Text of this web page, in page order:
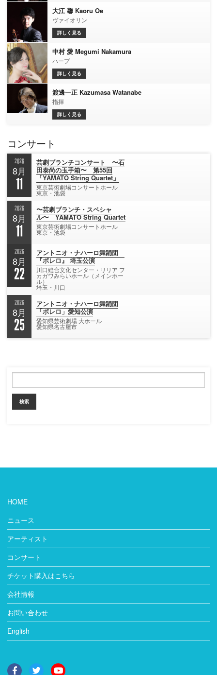
大江 馨 Kaoru Oe
ヴァイオリン
詳しく見る
中村 愛 Megumi Nakamura
ハープ
詳しく見る
渡邊一正 Kazumasa Watanabe
指揮
詳しく見る
コンサート
2026
8月
11
芸劇ブランチコンサート 〜石
田泰尚の玉手箱〜 第55回
「YAMATO String Quartet」
東京芸術劇場コンサートホール
東京・池袋
2026
8月
11
〜芸劇ブランチ・スペシャ
ル〜 YAMATO String Quartet
東京芸術劇場コンサートホール
東京・池袋
2026
8月
22
アントニオ・ナハーロ舞踊団
『ボレロ』 埼玉公演
川口総合文化センター・リリア フ
カガワみらいホール（メインホー
ル）
埼玉・川口
2026
8月
25
アントニオ・ナハーロ舞踊団
「ボレロ」愛知公演
愛知県芸術劇場 大ホール
愛知県名古屋市
HOME
ニュース
アーティスト
コンサート
チケット購入はこちら
会社情報
お問い合わせ
English